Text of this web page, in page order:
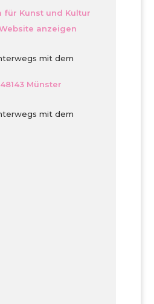
für Kunst und Kultur
anzeigen
mit dem
Münster
mit dem